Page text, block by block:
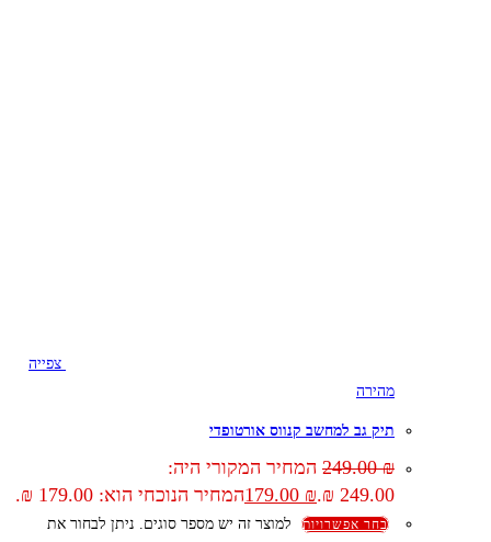
צפייה
מהירה
תיק גב למחשב קנווס אורטופדי
249.00₪
המחיר המקורי היה:
249.00 ₪.
179.00 ₪ המחיר הנוכחי הוא: 179.00 ₪.
בחר אפשרויות
למוצר זה יש מספר סוגים. ניתן לבחור את